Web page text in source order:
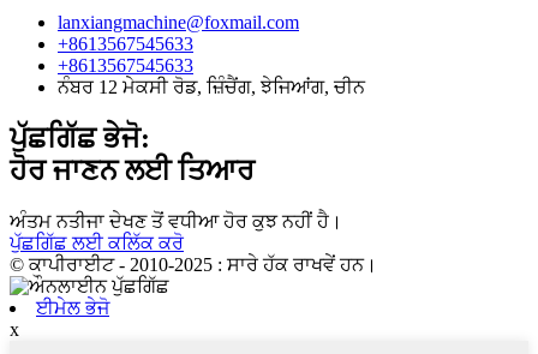
lanxiangmachine@foxmail.com
+8613567545633
+8613567545633
ਨੰਬਰ 12 ਮੇਕਸੀ ਰੋਡ, ਜ਼ਿੰਚੈਂਗ, ਝੇਜਿਆਂਗ, ਚੀਨ
ਪੁੱਛਗਿੱਛ ਭੇਜੋ:
ਹੋਰ ਜਾਣਨ ਲਈ ਤਿਆਰ
ਅੰਤਮ ਨਤੀਜਾ ਦੇਖਣ ਤੋਂ ਵਧੀਆ ਹੋਰ ਕੁਝ ਨਹੀਂ ਹੈ।
ਪੁੱਛਗਿੱਛ ਲਈ ਕਲਿੱਕ ਕਰੋ
© ਕਾਪੀਰਾਈਟ - 2010-2025 : ਸਾਰੇ ਹੱਕ ਰਾਖਵੇਂ ਹਨ।
ਈਮੇਲ ਭੇਜੋ
x